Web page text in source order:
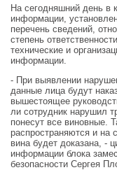
На сегодняшний день в
информации,
перечень сведений,
степень
технические и
информации.
- При выявлении
данные лица будут
вышестоящее
ли сотрудник нарушил
понесут все виновные.
распространяются и на
вина будет доказана, -
информации блока
безопасности Сергея